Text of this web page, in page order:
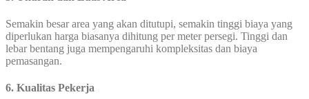
Semakin besar area yang akan ditutupi, semakin tinggi biaya yang
diperlukan harga biasanya dihitung per meter persegi. Tinggi dan
lebar bentang juga mempengaruhi kompleksitas dan biaya
pemasangan.
6. Kualitas Pekerja